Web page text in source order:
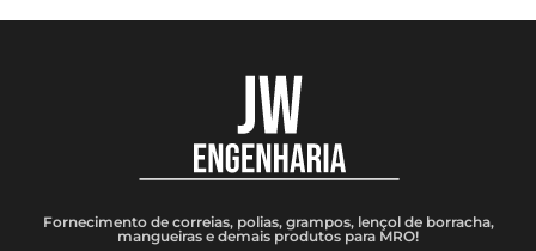
Fornecimento de correias, polias, grampos, lençol de borracha,
mangueiras e demais produtos para MRO!